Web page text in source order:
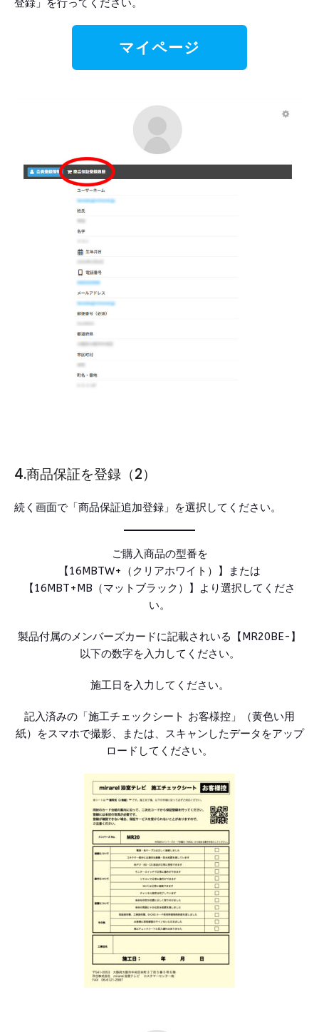
登録」を行ってください。
マイページ
4.商品保証を登録（2）
続く画面で「商品保証追加登録」を選択してください。
ご購入商品の型番を
【16MBTW+（クリアホワイト）】または
【16MBT+MB（マットブラック）】より選択してくださ
い。
製品付属のメンバーズカードに記載されいる【MR20BE-】
以下の数字を入力してください。
施工日を入力してください。
記入済みの「施工チェックシート お客様控」（黄色い用
紙）をスマホで撮影、または、スキャンしたデータをアップ
ロードしてください。